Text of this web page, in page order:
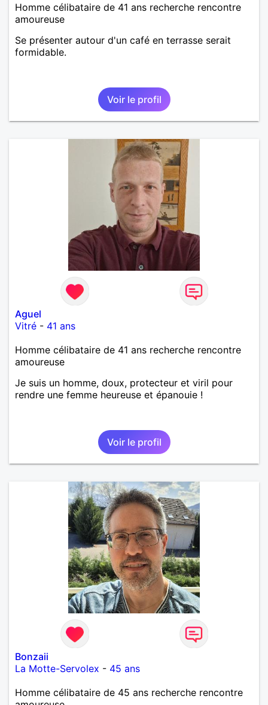
Homme célibataire de 41 ans recherche rencontre
amoureuse
Se présenter autour d'un café en terrasse serait
formidable.
Voir le profil
Aguel
Vitré - 41 ans
Homme célibataire de 41 ans recherche rencontre
amoureuse
Je suis un homme, doux, protecteur et viril pour
rendre une femme heureuse et épanouie !
Voir le profil
Bonzaii
La Motte-Servolex - 45 ans
Homme célibataire de 45 ans recherche rencontre